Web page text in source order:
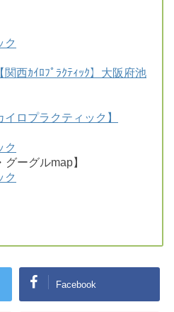
ク
西ｶｲﾛﾌﾟﾗｸﾃｨｯｸ】大阪府池
ロプラクティック】
ク
グーグルmap】
ク
Facebook